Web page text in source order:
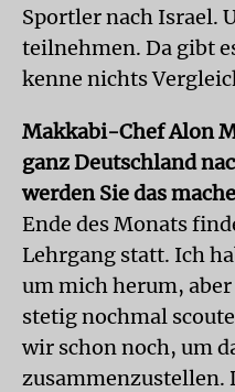
Sportler nach Israel.
teilnehmen. Da gibt
kenne nichts
Makkabi-Chef Alon
ganz Deutschland
werden Sie das
Ende des Monats
Lehrgang statt. Ich
um mich herum,
stetig nochmal
wir schon noch, um
zusammenzustellen.